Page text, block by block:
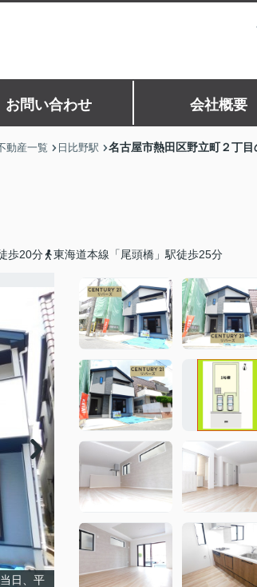
お問い合わせ 会社概要
動産一覧 日比野駅 名古屋市熱田区野立町２丁
歩20分 東海道本線「尾頭橋」駅徒歩25分
日、平